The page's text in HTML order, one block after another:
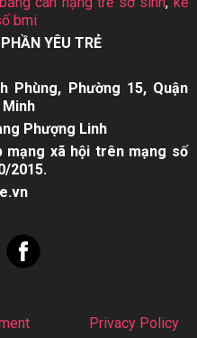
bmi
YÊU TRẺ
Phùng, Phường 15, Quận
Minh
Phượng Linh
mạng xã hội trên mạng số
2015.
Privacy Policy